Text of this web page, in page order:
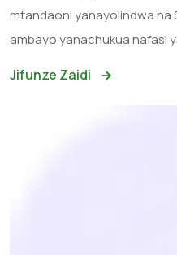
mtandaoni yanayolindwa na
ambayo yanachukua nafasi
Jifunze Zaidi